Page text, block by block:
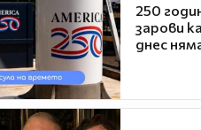
250
зарови
днес